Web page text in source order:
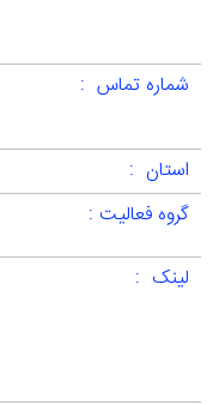
شماره تماس :
استان :
گروه فعالیت :
لینک :